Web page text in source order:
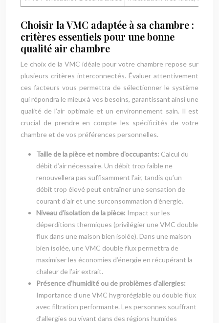
Choisir la VMC adaptée à sa chambre :
critères essentiels pour une bonne
qualité air chambre
Le choix de la VMC idéale pour votre chambre repose sur
plusieurs critères interconnectés. Évaluer attentivement
ces facteurs vous permettra de sélectionner le système
qui répondra le mieux à vos besoins, garantissant ainsi une
qualité de l’air optimale et un environnement sain. Il est
crucial de prendre en compte les spécificités de votre
chambre et de vos préférences personnelles.
Taille de la pièce et nombre d’occupants: Calcul du
débit d’air nécessaire. Un débit trop faible ne
renouvellera pas suffisamment l’air, tandis qu’un
débit trop élevé peut entraîner une sensation de
courant d’air et une surconsommation d’énergie.
Niveau d’isolation de la pièce: Impact sur les
déperditions thermiques (privilégier une VMC double
flux dans une maison bien isolée). Dans une maison
bien isolée, une VMC double flux permettra de
maximiser les économies d’énergie en récupérant la
chaleur de l’air extrait.
Présence d’humidité ou de problèmes d’allergies:
Importance d’une VMC hygroréglable ou double flux
avec filtration performante. Les personnes souffrant
d’allergies ou vivant dans des régions humides